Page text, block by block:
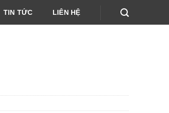
TIN TỨC LIÊN HỆ